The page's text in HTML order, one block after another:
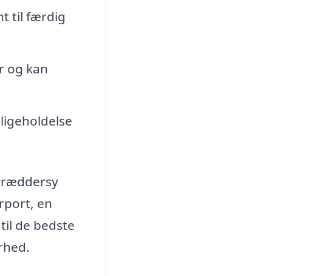
til færdig
og kan
en
de bedste